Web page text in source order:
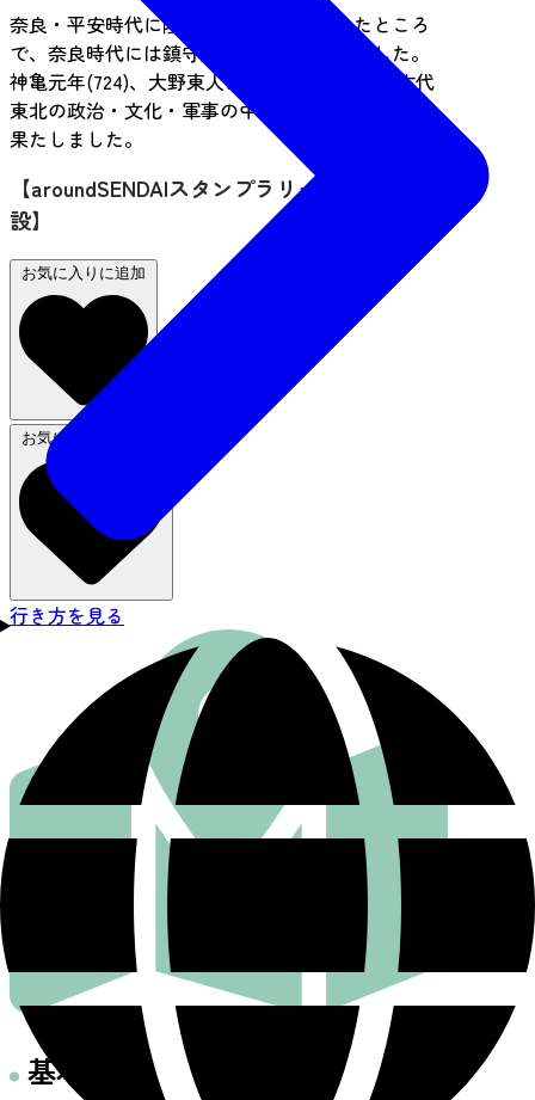
奈良・平安時代に陸奥国の国府が置かれたところ
で、奈良時代には鎮守府も併せて置かれました。
神亀元年(724)、大野東人によって創建され、古代
東北の政治・文化・軍事の中心地としての役割を
果たしました。
【aroundSENDAIスタンプラリー 利用対象施
設】
お気に入りに追加
お気に入りから削除
行き方を見る
基本情報